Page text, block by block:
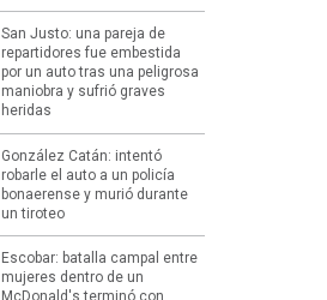
San Justo: una pareja de
repartidores fue embestida
por un auto tras una peligrosa
maniobra y sufrió graves
heridas
González Catán: intentó
robarle el auto a un policía
bonaerense y murió durante
un tiroteo
Escobar: batalla campal entre
mujeres dentro de un